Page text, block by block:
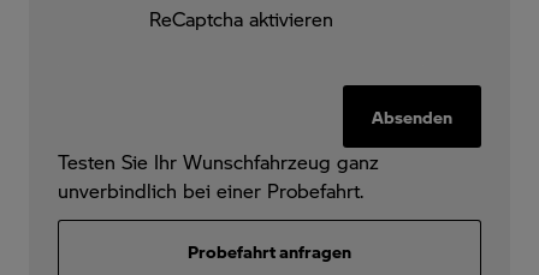
ReCaptcha aktivieren
Absenden
Testen Sie Ihr Wunschfahrzeug ganz
unverbindlich bei einer Probefahrt.
Probefahrt anfragen